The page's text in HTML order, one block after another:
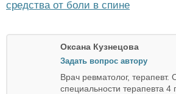
средства от боли в спине
Оксана Кузнецова
Задать вопрос автору
Врач ревматолог,
специальности терапевта 4